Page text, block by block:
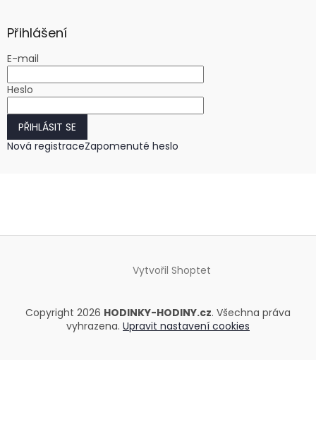
Přihlášení
E-mail
Heslo
PŘIHLÁSIT SE
Nová registraceZapomenuté heslo
Vytvořil Shoptet
Copyright 2026 HODINKY-HODINY.cz. Všechna práva
vyhrazena. Upravit nastavení cookies